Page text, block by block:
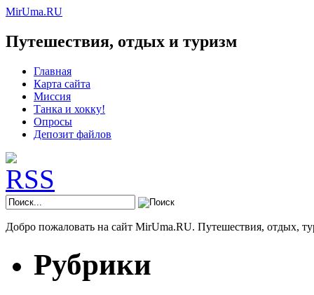
MirUma.RU
Путешествия, отдых и туризм
Главная
Карта сайта
Миссия
Танка и хокку!
Опросы
Депозит файлов
Добро пожаловать на сайт MirUma.RU. Путешествия, отдых,
Рубрики